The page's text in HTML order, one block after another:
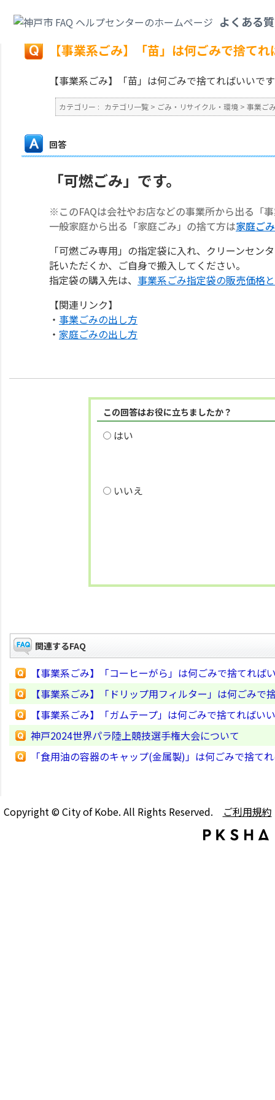
よくある
戻る
【事業系ごみ】「苗」は何ごみで捨て
【事業系ごみ】「苗」は何ごみで捨てればいいで
カテゴリー : カテゴリ一覧 > ごみ・リサイクル・環境 > 事業ご
回答
「可燃ごみ」です。
※このFAQは会社やお店などの事業所から出る「
一般家庭から出る「家庭ごみ」の捨て方は家庭ご
「可燃ごみ専用」の指定袋に入れ、クリーンセン
託いただくか、ご自身で搬入してください。
指定袋の購入先は、 事業系ごみ指定袋の販売価格
【関連リンク】
・ 事業ごみの出し方
・ 家庭ごみの出し方
この回答はお役に立ちましたか？
はい
いいえ
関連するFAQ
【事業系ごみ】「コーヒーがら」は何ごみで捨てれば
【事業系ごみ】「ドリップ用フィルター」は何ごみで
【事業系ごみ】「ガムテープ」は何ごみで捨てればい
神戸2024世界パラ陸上競技選手権大会について
「食用油の容器のキャップ(金属製)」は何ごみで捨て
Copyright © City of Kobe. All Rights Reserved. ご利用規約